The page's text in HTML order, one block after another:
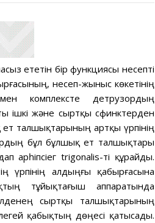
ететін бір функциясы несепті
несеп-жыныс көкетінің
комплексте детрузордың
ішкі және сыртқы сфинктерден
талшықтарының артқы үрпінің
бұл бұлшық ет талшықтары
арһіпсіег trigonalis-ті құрайды.
үрпінің алдыңғы қабырғасына
тұйықтағыш аппаратында
сыртқы талшықтарының
қабықтың дөңесі қатысады.